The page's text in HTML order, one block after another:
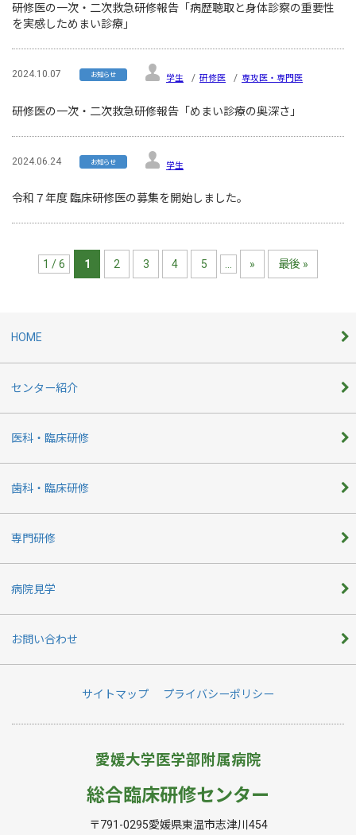
研修医の一次・二次救急研修報告「病歴聴取と身体診察の重要性
を実感しためまい診療」
2024.10.07 お知らせ 学生 研修医 専攻医・専門医
研修医の一次・二次救急研修報告「めまい診療の奥深さ」
2024.06.24 お知らせ 学生
令和７年度 臨床研修医の募集を開始しました。
1 / 6 1 2 3 4 5 ... » 最後 »
HOME
センター紹介
医科・臨床研修
歯科・臨床研修
専門研修
病院見学
お問い合わせ
サイトマップ プライバシーポリシー
愛媛大学医学部附属病院
総合臨床研修センター
〒791-0295愛媛県東温市志津川454